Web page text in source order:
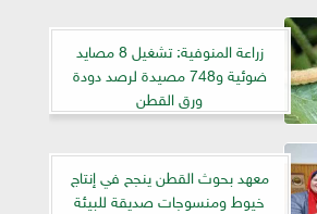
زراعة المنوفية: تشغيل 8 مصايد
ضوئية و748 مصيدة لرصد دودة
ورق القطن
معهد بحوث القطن ينجح في إنتاج
خيوط ومنسوجات صديقة للبيئة